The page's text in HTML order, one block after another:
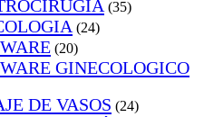
(35)
(24)
(20)
GINECOLOGICO
DE VASOS (24)